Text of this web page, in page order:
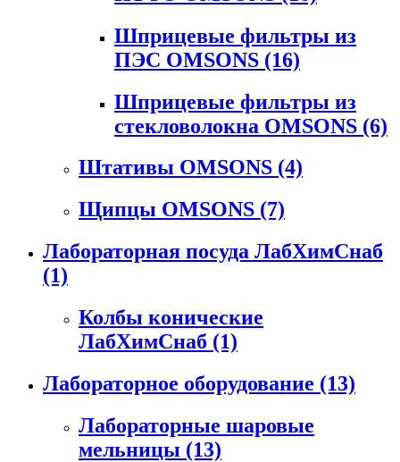
Шприцевые фильтры из
ПЭС OMSONS (16)
Шприцевые фильтры из
стекловолокна OMSONS (6)
Штативы OMSONS (4)
Щипцы OMSONS (7)
Лабораторная посуда ЛабХимСнаб
(1)
Колбы конические
ЛабХимСнаб (1)
Лабораторное оборудование (13)
Лабораторные шаровые
мельницы (13)